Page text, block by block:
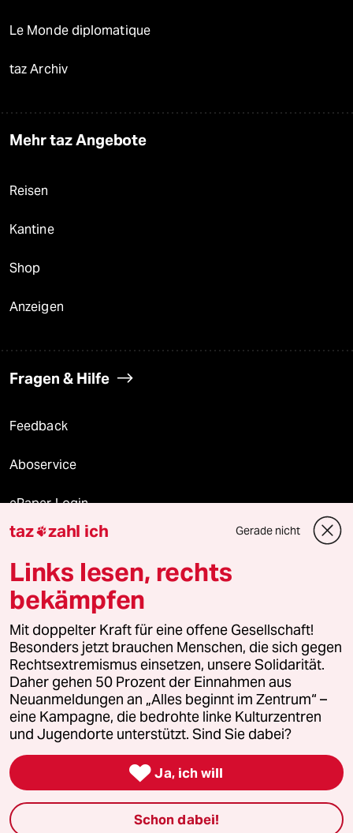
Le Monde diplomatique
taz Archiv
Mehr taz Angebote
Reisen
Kantine
Shop
Anzeigen
Fragen & Hilfe
Feedback
Aboservice
ePaper Login
Downloads für Abonnierende
© 2026 taz Verlags und Vertriebs GmbH
Alle Rechte vorbehalten. Bei rechtlichen Fragen oder für Genehmigungen
wenden Sie sich bitte an
lizenzen@taz.de
Feedback Redaktionsstatut Kommune-Richtlinien
Leitlinie Informant Datenschutz Impressum AGB
Seitenwende Einwilligungen widerrufen (Ads)
taz zahl ich Gerade nicht
Links lesen, rechts
bekämpfen
Mit doppelter Kraft für eine offene Gesellschaft!
Besonders jetzt brauchen Menschen, die sich gegen
Rechtsextremismus einsetzen, unsere Solidarität.
Daher gehen 50 Prozent der Einnahmen aus
Neuanmeldungen an „Alles beginnt im Zentrum“ –
eine Kampagne, die bedrohte linke Kulturzentren
und Jugendorte unterstützt. Sind Sie dabei?
 Ja, ich will
Schon dabei!